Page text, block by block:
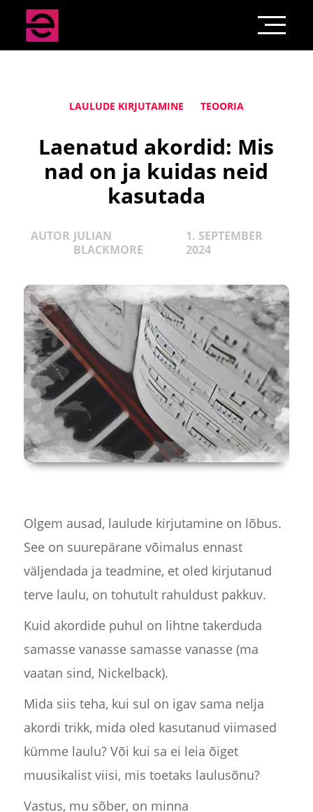
LAULUDE KIRJUTAMINE TEOORIA
Laenatud akordid: Mis
nad on ja kuidas neid
kasutada
AUTOR JULIAN
BLACKMORE
1. SEPTEMBER
2024
Olgem ausad, laulude kirjutamine on lõbus.
See on suurepärane võimalus ennast
väljendada ja teadmine, et oled kirjutanud
terve laulu, on tohutult rahuldust pakkuv.
Kuid akordide puhul on lihtne takerduda
samasse vanasse samasse vanasse (ma
vaatan sind, Nickelback).
Mida siis teha, kui sul on igav sama nelja
akordi trikk, mida oled kasutanud viimased
kümme laulu? Või kui sa ei leia õiget
muusikalist viisi, mis toetaks laulusõnu?
Vastus, mu sõber, on minna